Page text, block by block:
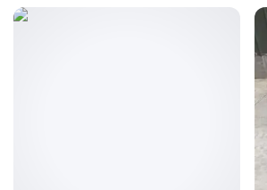
三、如何判断改装件是
选择灭火器罐改装打气筒
未经专业处理的灭火器罐可
直接改装会带来安全隐患。
原罐体需通过压力测试认证